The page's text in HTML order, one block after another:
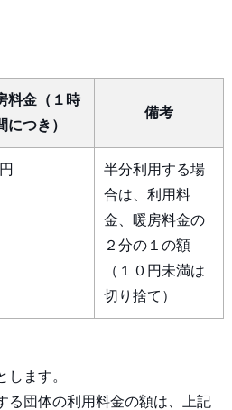
料金（１時
につき）
備考
半分利用する場
合は、利用料
金、暖房料金の
２分の１の額
（１０円未満は
切り捨て）
します。
る団体の利用料金の額は、上記